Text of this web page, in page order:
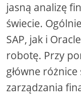
jasną analizę
świecie.
SAP, jak i
robotę. Przy
główne
zarządzania